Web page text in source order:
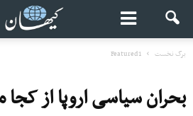
برگ نخست Featured1
بحران سیاسی اروپا از کجا